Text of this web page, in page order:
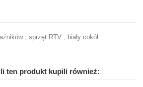
, sprzęt RTV , biały cokół
ten produkt kupili również: